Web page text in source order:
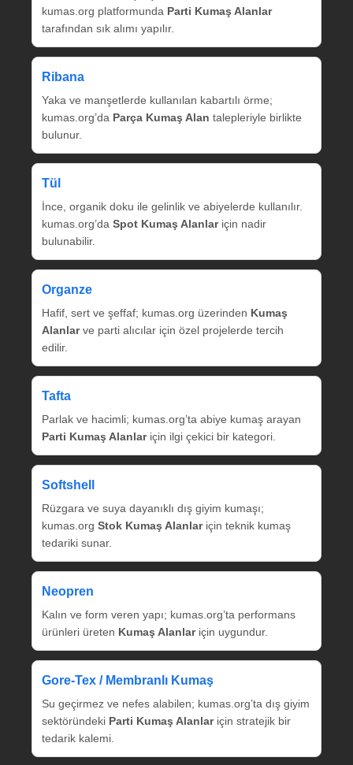
kumas.org platformunda Parti Kumaş Alanlar
tarafından sık alımı yapılır.
Ribana
Yaka ve manşetlerde kullanılan kabartılı örme;
kumas.org’da Parça Kumaş Alan talepleriyle birlikte
bulunur.
Tül
İnce, organik doku ile gelinlik ve abiyelerde kullanılır.
kumas.org’da Spot Kumaş Alanlariçin nadir
bulunabilir.
Organze
Hafif, sert ve şeffaf; kumas.org üzerinden Kumaş
Alanlarve parti alıcılar için özel projelerde tercih
edilir.
Tafta
Parlak ve hacimli; kumas.org’ta abiye kumaş arayan
Parti Kumaş Alanlariçin ilgi çekici bir kategori.
Softshell
Rüzgara ve suya dayanıklı dış giyim kumaşı;
kumas.org Stok Kumaş Alanlariçin teknik kumaş
tedariki sunar.
Neopren
Kalın ve form veren yapı; kumas.org’ta performans
ürünleri üreten Kumaş Alanlariçin uygundur.
Gore‑Tex / Membranlı Kumaş
Su geçirmez ve nefes alabilen; kumas.org’ta dış giyim
sektöründeki Parti Kumaş Alanlariçin stratejik bir
tedarik kalemi.